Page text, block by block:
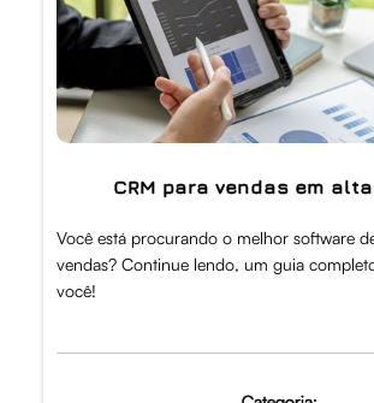
CRM para vendas em
Você está procurando o melhor software
vendas? Continue lendo, um guia
você!